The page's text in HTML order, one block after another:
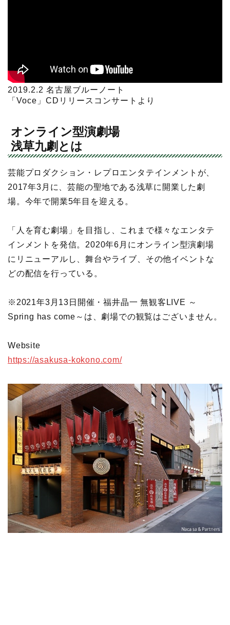
2019.2.2 名古屋ブルーノート
「Voce」CDリリースコンサートより
オンライン型演劇場
浅草九劇とは
芸能プロダクション・レプロエンタテインメントが、
2017年3月に、芸能の聖地である浅草に開業した劇
場。今年で開業5年目を迎える。
「人を育む劇場」を目指し、これまで様々なエンタテ
インメントを発信。2020年6月にオンライン型演劇場
にリニューアルし、舞台やライブ、その他イベントな
どの配信を行っている。
※2021年3月13日開催・福井晶一 無観客LIVE ～
Spring has come～は、劇場での観覧はございません。
Website
https://asakusa-kokono.com/